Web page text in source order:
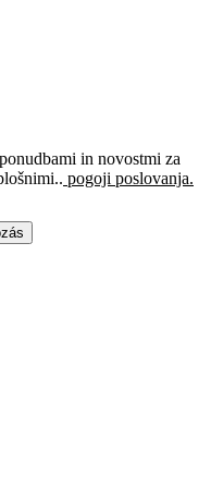
in novostmi za
pogoji poslovanja.